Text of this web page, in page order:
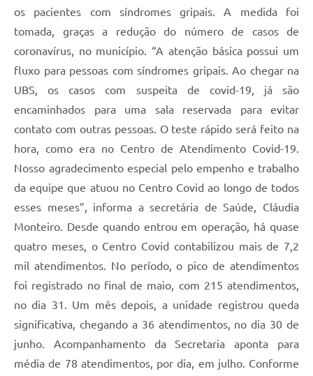
os pacientes com síndromes gripais. A medida foi
tomada, graças a redução do número de casos de
coronavírus, no município. “A atenção básica possui um
fluxo para pessoas com síndromes gripais. Ao chegar na
UBS, os casos com suspeita de covid-19, já são
encaminhados para uma sala reservada para evitar
contato com outras pessoas. O teste rápido será feito na
hora, como era no Centro de Atendimento Covid-19.
Nosso agradecimento especial pelo empenho e trabalho
da equipe que atuou no Centro Covid ao longo de todos
esses meses”, informa a secretária de Saúde, Cláudia
Monteiro. Desde quando entrou em operação, há quase
quatro meses, o Centro Covid contabilizou mais de 7,2
mil atendimentos. No período, o pico de atendimentos
foi registrado no final de maio, com 215 atendimentos,
no dia 31. Um mês depois, a unidade registrou queda
significativa, chegando a 36 atendimentos, no dia 30 de
junho. Acompanhamento da Secretaria aponta para
média de 78 atendimentos, por dia, em julho. Conforme